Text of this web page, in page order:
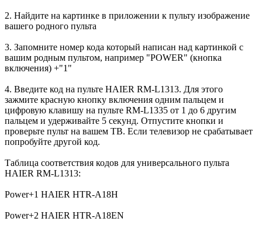
2. Найдите на картинке в приложении к пульту изображение
вашего родного пульта
3. Запомните номер кода который написан над картинкой с
вашим родным пультом, например "POWER" (кнопка
включения) +"1"
4. Введите код на пульте HAIER RM-L1313. Для этого
зажмите красную кнопку включения одним пальцем и
цифровую клавишу на пульте RM-L1335 от 1 до 6 другим
пальцем и удерживайте 5 секунд. Отпустите кнопки и
проверьте пульт на вашем ТВ. Если телевизор не срабатывает
попробуйте другой код.
Таблица соответствия кодов для универсального пульта
HAIER RM-L1313:
Power+1 HAIER HTR-A18H
Power+2 HAIER HTR-A18EN